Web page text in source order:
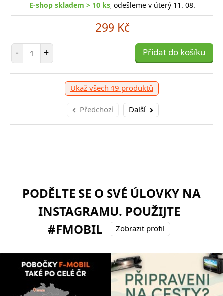
E-shop skladem > 10 ks, odešleme v úterý 11. 08.
299 Kč
- Počet položek
+ Přidat do košíku
Ukaž všech 49 produktů
Předchozí Další
PODĚLTE SE O SVÉ ÚLOVKY NA
INSTAGRAMU. POUŽIJTE
#FMOBIL
Zobrazit profil